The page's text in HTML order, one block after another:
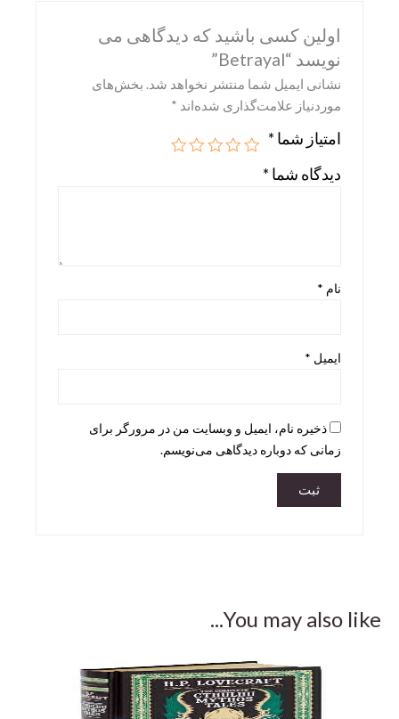
Motorbooks
Penguin
Skira
Taschen
teNeues
اولین کسی باشید که دیدگاهی می
نویسد “Betrayal”
نشانی ایمیل شما منتشر نخواهد شد. بخش‌های
موردنیاز علامت‌گذاری شده‌اند *
امتیاز شما *
دیدگاه شما *
نام *
ایمیل *
ذخیره نام، ایمیل و وبسایت من در مرورگر برای
زمانی که دوباره دیدگاهی می‌نویسم.
You may also like...